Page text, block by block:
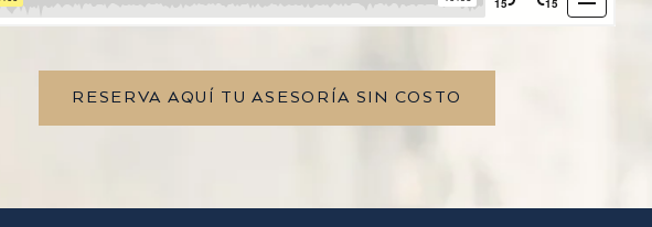
RESERVA AQUÍ TU ASESORÍA SIN COSTO